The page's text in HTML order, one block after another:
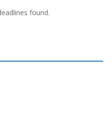
found.